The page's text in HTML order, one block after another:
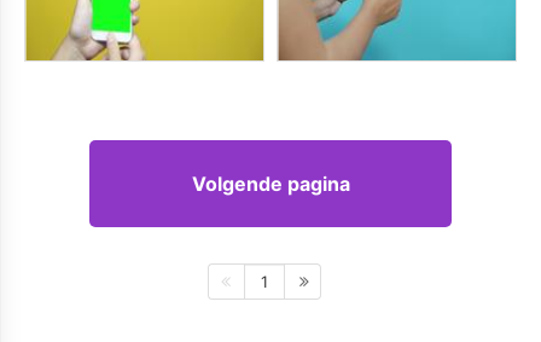
Volgende pagina
1